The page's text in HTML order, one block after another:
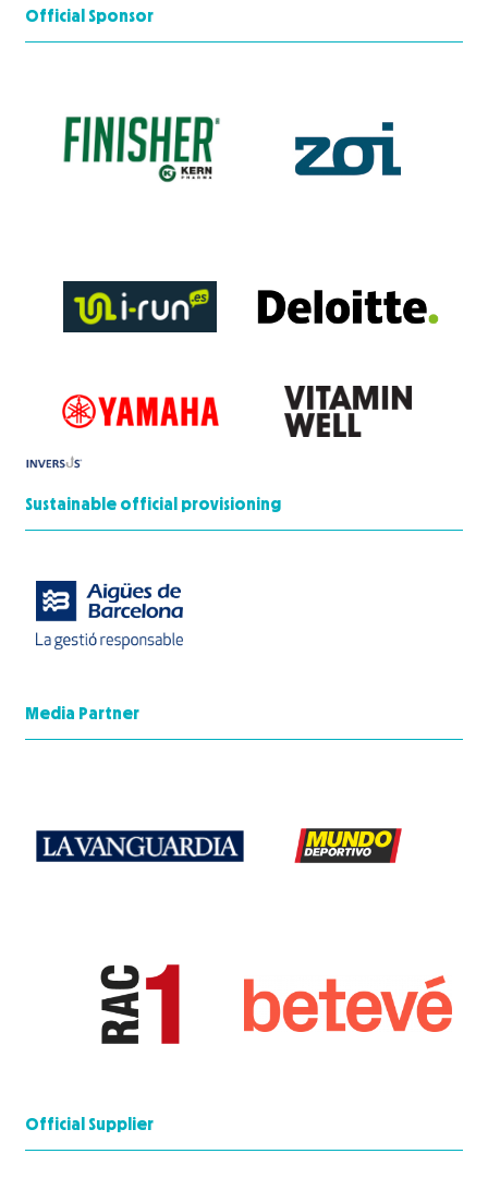
Official Sponsor
Sustainable official provisioning
Media Partner
Official Supplier